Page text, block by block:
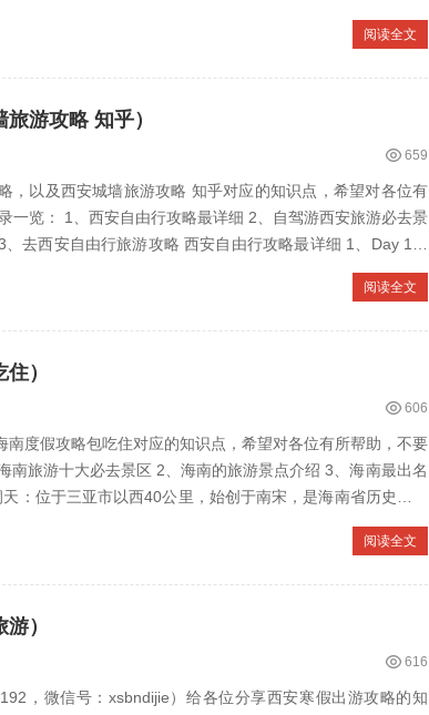
阅读全文
游攻略 知乎）
659
，以及西安城墙旅游攻略 知乎对应的知识点，希望对各位有
自由行攻略最详细 2、自驾游西安旅游必去景
阅读全文
）
606
度假攻略包吃住对应的知识点，希望对各位有所帮助，不要
南的旅游景点介绍 3、海南最出名
阅读全文
）
616
，微信号：xsbndijie）给各位分享西安寒假出游攻略的知